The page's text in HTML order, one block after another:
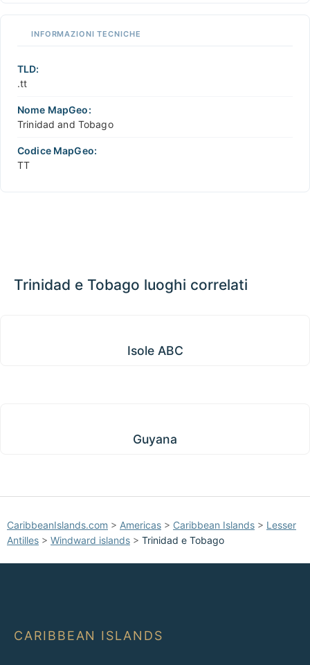
INFORMAZIONI TECNICHE
TLD:
.tt
Nome MapGeo:
Trinidad and Tobago
Codice MapGeo:
TT
Trinidad e Tobago luoghi correlati
Isole ABC
Guyana
CaribbeanIslands.com > Americas > Caribbean Islands > Lesser
Antilles > Windward islands > Trinidad e Tobago
CARIBBEAN ISLANDS